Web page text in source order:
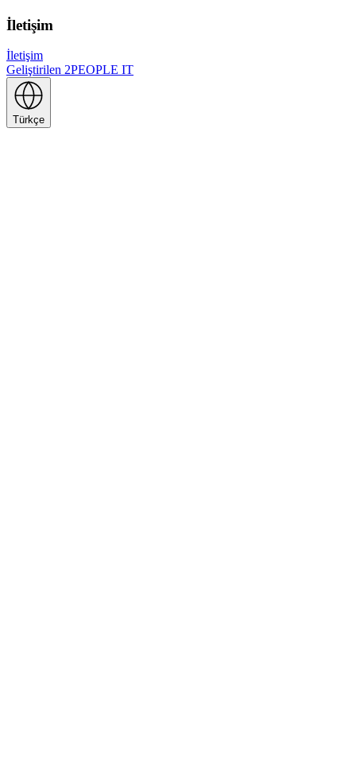
İletişim
İletişim
Geliştirilen 2PEOPLE IT
Türkçe